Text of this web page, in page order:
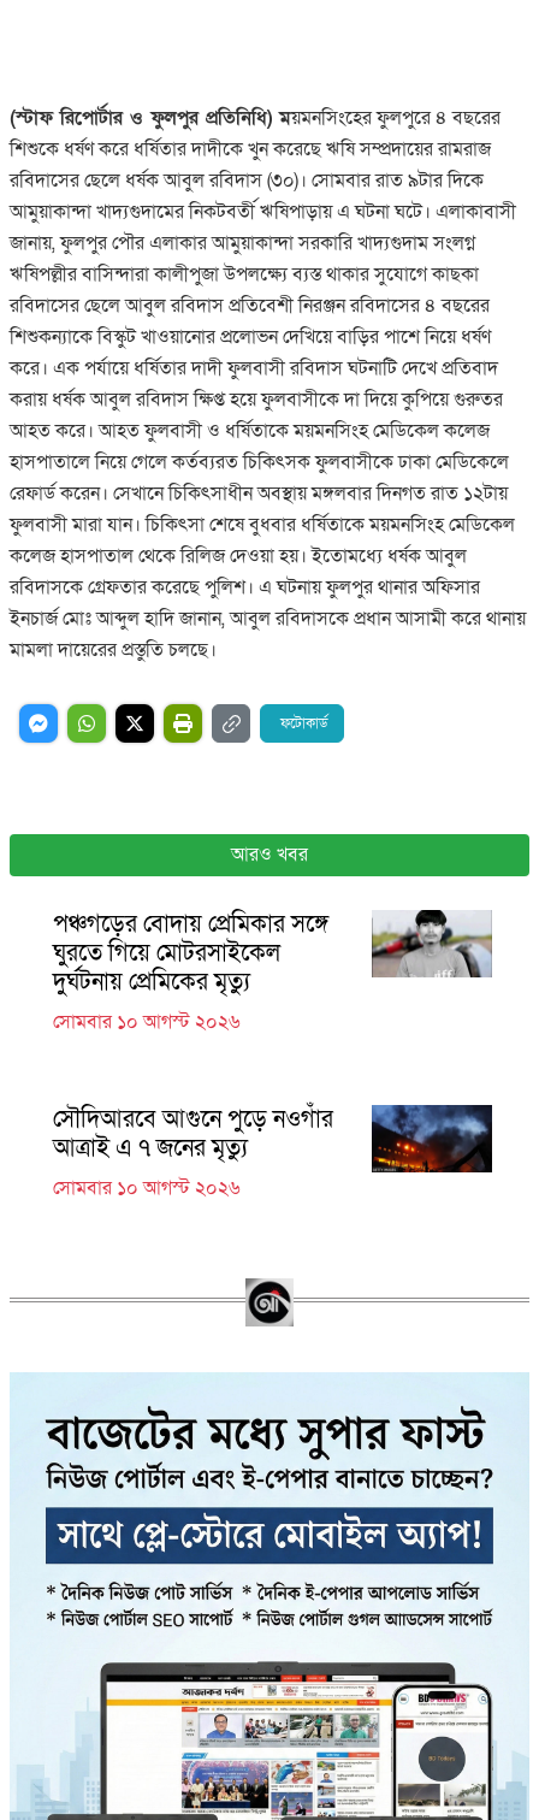
(স্টাফ রিপোর্টার ও ফুলপুর প্রতিনিধি) ময়মনসিংহের ফুলপুরে ৪ বছরের
শিশুকে ধর্ষণ করে ধর্ষিতার দাদীকে খুন করেছে ঋষি সম্প্রদায়ের রামরাজ
রবিদাসের ছেলে ধর্ষক আবুল রবিদাস (৩০)। সোমবার রাত ৯টার দিকে
আমুয়াকান্দা খাদ্যগুদামের নিকটবর্তী ঋষিপাড়ায় এ ঘটনা ঘটে। এলাকাবাসী
জানায়, ফুলপুর পৌর এলাকার আমুয়াকান্দা সরকারি খাদ্যগুদাম সংলগ্ন
ঋষিপল্লীর বাসিন্দারা কালীপুজা উপলক্ষ্যে ব্যস্ত থাকার সুযোগে কাছকা
রবিদাসের ছেলে আবুল রবিদাস প্রতিবেশী নিরঞ্জন রবিদাসের ৪ বছরের
শিশুকন্যাকে বিস্কুট খাওয়ানোর প্রলোভন দেখিয়ে বাড়ির পাশে নিয়ে ধর্ষণ
করে। এক পর্যায়ে ধর্ষিতার দাদী ফুলবাসী রবিদাস ঘটনাটি দেখে প্রতিবাদ
করায় ধর্ষক আবুল রবিদাস ক্ষিপ্ত হয়ে ফুলবাসীকে দা দিয়ে কুপিয়ে গুরুতর
আহত করে। আহত ফুলবাসী ও ধর্ষিতাকে ময়মনসিংহ মেডিকেল কলেজ
হাসপাতালে নিয়ে গেলে কর্তব্যরত চিকিৎসক ফুলবাসীকে ঢাকা মেডিকেলে
রেফার্ড করেন। সেখানে চিকিৎসাধীন অবস্থায় মঙ্গলবার দিনগত রাত ১২টায়
ফুলবাসী মারা যান। চিকিৎসা শেষে বুধবার ধর্ষিতাকে ময়মনসিংহ মেডিকেল
কলেজ হাসপাতাল থেকে রিলিজ দেওয়া হয়। ইতোমধ্যে ধর্ষক আবুল
রবিদাসকে গ্রেফতার করেছে পুলিশ। এ ঘটনায় ফুলপুর থানার অফিসার
ইনচার্জ মোঃ আব্দুল হাদি জানান, আবুল রবিদাসকে প্রধান আসামী করে থানায়
মামলা দায়েরের প্রস্তুতি চলছে।
ফটোকার্ড
আরও খবর
পঞ্চগড়ের বোদায় প্রেমিকার সঙ্গে
ঘুরতে গিয়ে মোটরসাইকেল
দুর্ঘটনায় প্রেমিকের মৃত্যু
সোমবার ১০ আগস্ট ২০২৬
সৌদিআরবে আগুনে পুড়ে নওগাঁর
আত্রাই এ ৭ জনের মৃত্যু
সোমবার ১০ আগস্ট ২০২৬